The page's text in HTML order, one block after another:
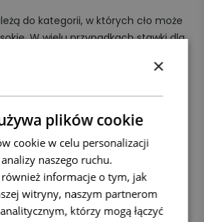
do kategorii, w których cło może
W wielu przypadkach stawki dla
i klasyfikacji towaru.
na rynku UE.
×
plików cookie
cookie w celu personalizacji
naszego ruchu.
informacje o tym, jak
witryny, naszym partnerom
którzy mogą łączyć